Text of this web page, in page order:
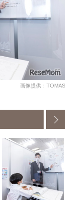
画像提供：TOMAS